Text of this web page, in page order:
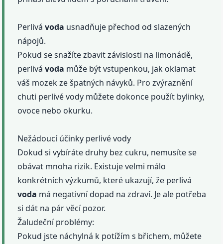
Perlivávoda usnadňuje přechod od slazených
nápojů.
Pokud se snažíte zbavit závislosti na limonádě,
perlivávoda může být vstupenkou, jak oklamat
váš mozek ze špatných návyků. Pro zvýraznění
chuti perlivé vody můžete dokonce použít bylinky,
ovoce nebo okurku.
Nežádoucí účinky perlivé vody
Dokud si vybíráte druhy bez cukru, nemusíte se
obávat mnoha rizik. Existuje velmi málo
konkrétních výzkumů, které ukazují, že perlivá
voda má negativní dopad na zdraví. Je ale potřeba
si dát na pár věcí pozor.
Žaludeční problémy:
Pokud jste náchylná k potížím s břichem, můžete